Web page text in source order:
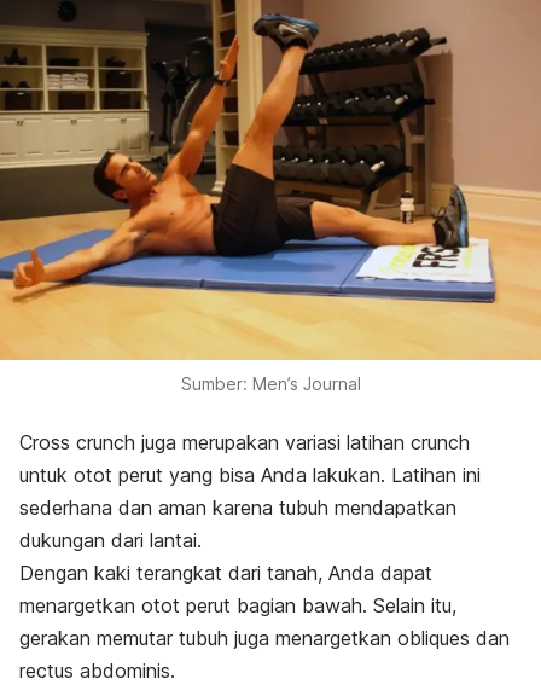
Sumber: Men’s Journal
Cross crunch juga merupakan variasi latihan crunch
untuk otot perut yang bisa Anda lakukan. Latihan ini
sederhana dan aman karena tubuh mendapatkan
dukungan dari lantai.
Dengan kaki terangkat dari tanah, Anda dapat
menargetkan otot perut bagian bawah. Selain itu,
gerakan memutar tubuh juga menargetkan obliques dan
rectus abdominis.